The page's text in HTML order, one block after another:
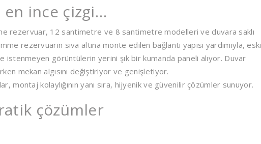
en ince çizgi…
rezervuar, 12 santimetre ve 8 santimetre modelleri ve duvara saklı
rezervuarın sıva altına monte edilen bağlantı yapısı yardımıyla, eski
istenmeyen görüntülerin yerini şık bir kumanda paneli alıyor. Duvar
mekan algısını değiştiriyor ve genişletiyor.
kolaylığının yanı sıra, hijyenik ve güvenilir çözümler sunuyor.
çözümler